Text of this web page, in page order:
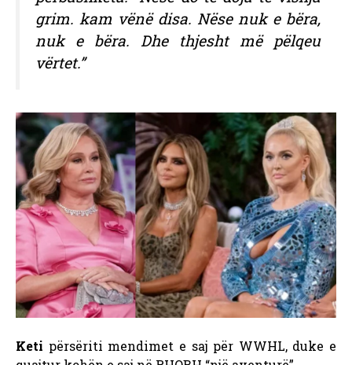
grim. kam vënë disa. Nëse nuk e bëra,
nuk e bëra. Dhe thjesht më pëlqeu
vërtet.”
Keti përsëriti mendimet e saj për WWHL, duke e